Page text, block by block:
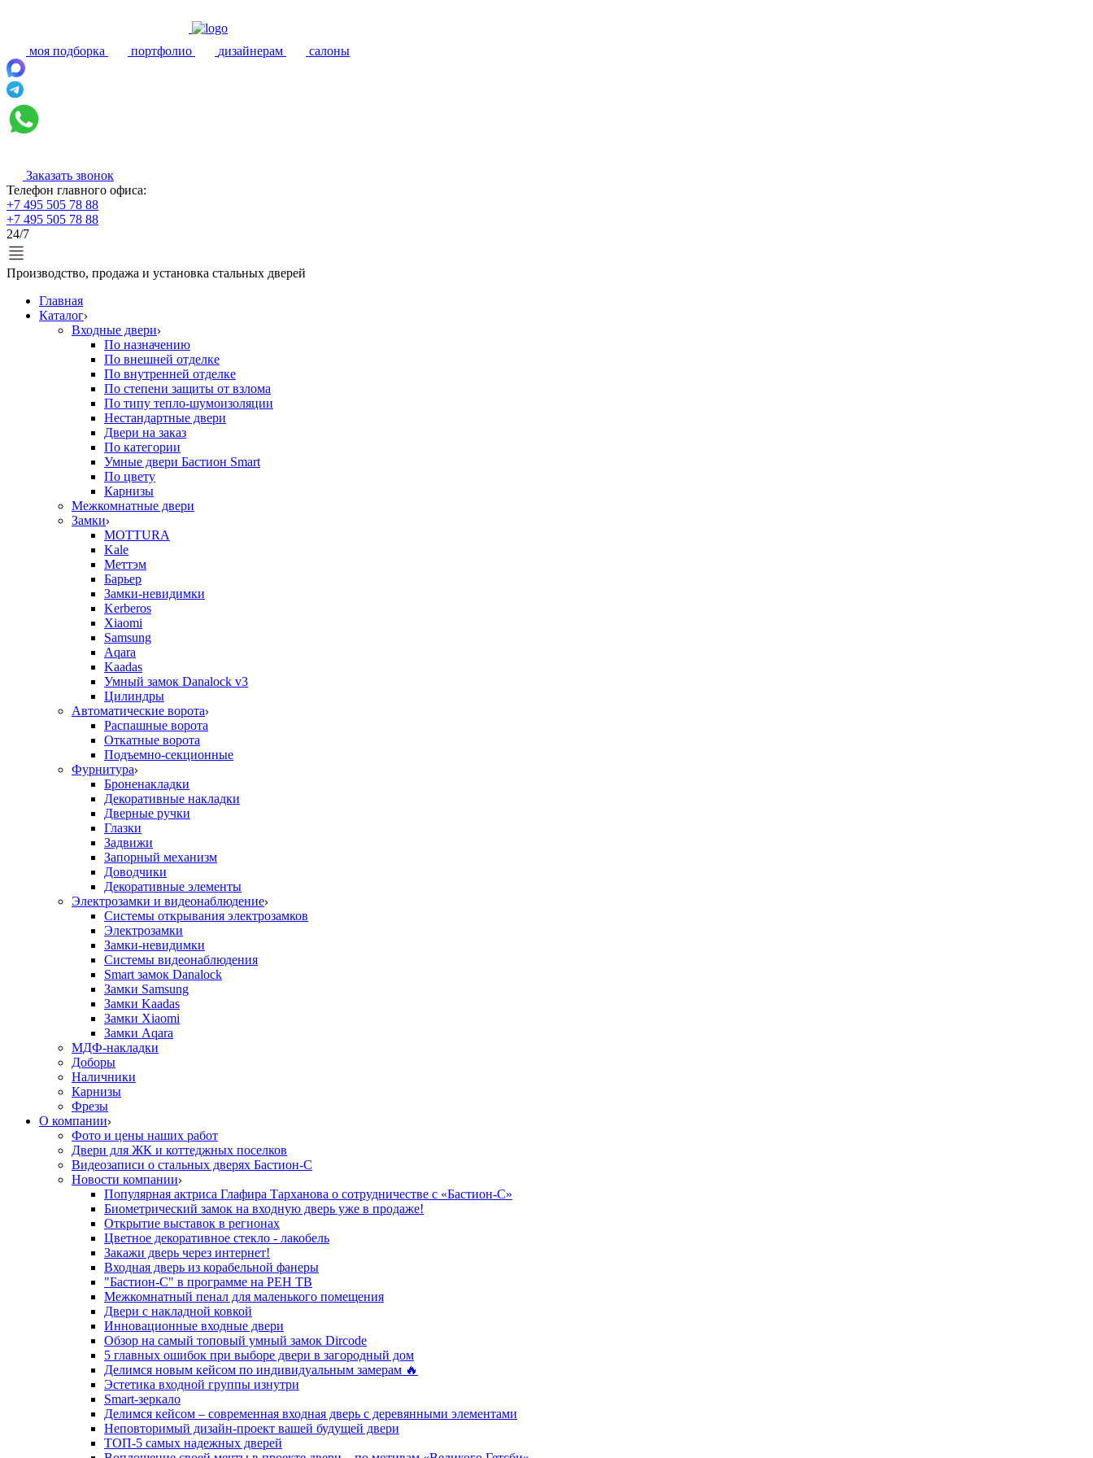
моя подборка портфолио дизайнерам салоны
Заказать звонок
Телефон главного офиса:
+7 495 505 78 88
+7 495 505 78 88
24/7
Производство, продажа и установка стальных дверей
Главная
Каталог
Входные двери
По назначению
По внешней отделке
По внутренней отделке
По степени защиты от взлома
По типу тепло-шумоизоляции
Нестандартные двери
Двери на заказ
По категории
Умные двери Бастион Smart
По цвету
Карнизы
Межкомнатные двери
Замки
MOTTURA
Kale
Меттэм
Барьер
Замки-невидимки
Kerberos
Xiaomi
Samsung
Aqara
Kaadas
Умный замок Danalock v3
Цилиндры
Автоматические ворота
Распашные ворота
Откатные ворота
Подъемно-секционные
Фурнитура
Броненакладки
Декоративные накладки
Дверные ручки
Глазки
Задвижи
Запорный механизм
Доводчики
Декоративные элементы
Электрозамки и видеонаблюдение
Системы открывания электрозамков
Электрозамки
Замки-невидимки
Системы видеонаблюдения
Smart замок Danalock
Замки Samsung
Замки Kaadas
Замки Xiaomi
Замки Aqara
МДФ-накладки
Доборы
Наличники
Карнизы
Фрезы
О компании
Фото и цены наших работ
Двери для ЖК и коттеджных поселков
Видеозаписи о стальных дверях Бастион-С
Новости компании
Популярная актриса Глафира Тарханова о сотрудничестве с «Бастион-С»
Биометрический замок на входную дверь уже в продаже!
Открытие выставок в регионах
Цветное декоративное стекло - лакобель
Закажи дверь через интернет!
Входная дверь из корабельной фанеры
"Бастион-С" в программе на РЕН ТВ
Межкомнатный пенал для маленького помещения
Двери с накладной ковкой
Инновационные входные двери
Обзор на самый топовый умный замок Dircode
5 главных ошибок при выборе двери в загородный дом
Делимся новым кейсом по индивидуальным замерам 🔥
Эстетика входной группы изнутри
Smart-зеркало
Делимся кейсом – современная входная дверь с деревянными элементами
Неповторимый дизайн-проект вашей будущей двери
ТОП-5 самых надежных дверей